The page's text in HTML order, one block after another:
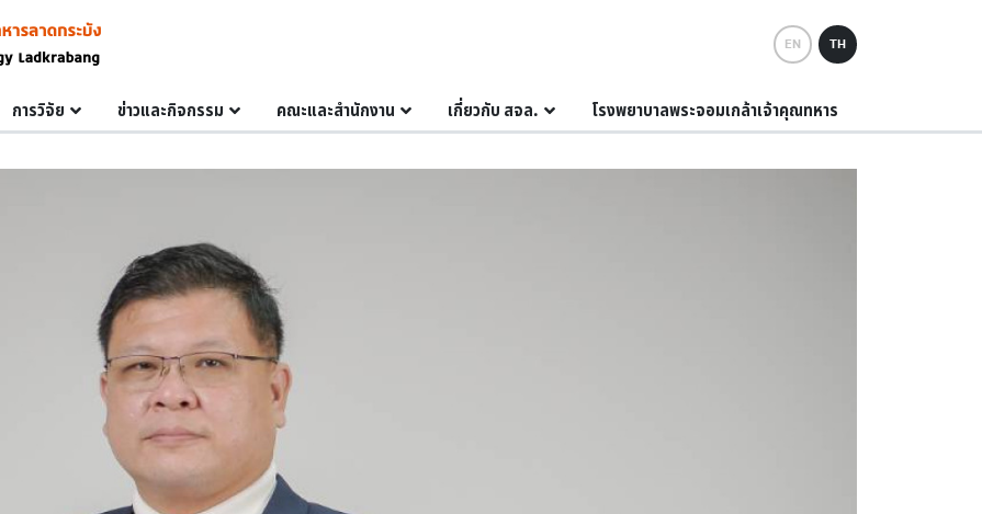
EN TH
การวิจัย ข่าวและกิจกรรม คณะและสำนักงาน เกี่ยวกับ สจล. โรงพยาบาลพระจอมเกล้าเจ้าคุณทหาร